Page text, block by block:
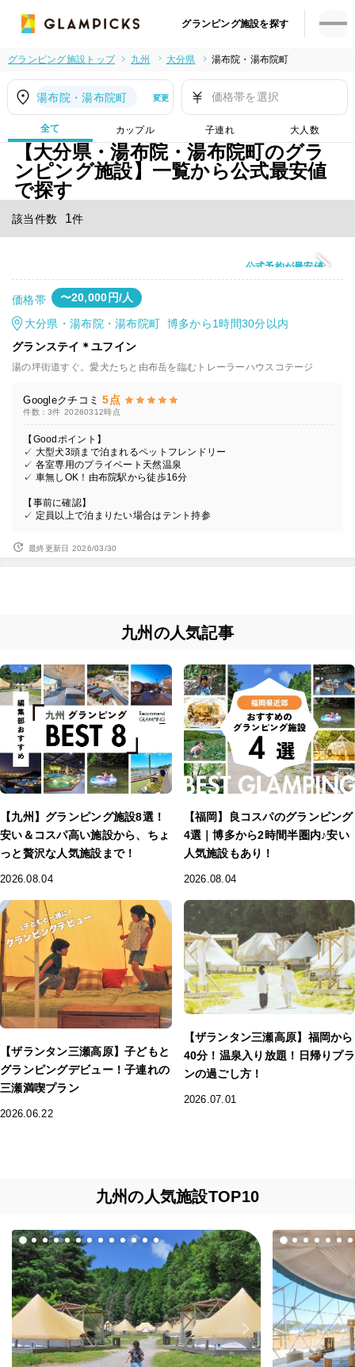
グランピング施設を探す
グランピング施設トップ 九州 大分県 湯布院・湯布院町
湯布院・湯布院町 変更 価格帯を選択
全て カップル 子連れ 大人数
【大分県・湯布院・湯布院町のグラ
ンピング施設】一覧から公式最安値
で探す
該当件数 1件
公式予約が最安値
価格帯 〜20,000円/人
大分県・湯布院・湯布院町 博多から1時間30分以内
グランステイ＊ユフイン
湯の坪街道すぐ。愛犬たちと由布岳を臨むトレーラーハウスコテージ
Googleクチコミ 5点
件数：3件 20260312時点
【Goodポイント】
✓ 大型犬3頭まで泊まれるペットフレンドリー
✓ 各室専用のプライベート天然温泉
✓ 車無しOK！由布院駅から徒歩16分
【事前に確認】
✓ 定員以上で泊まりたい場合はテント持参
最終更新日 2026/03/30
九州の人気記事
【九州】グランピング施設8選！
安い＆コスパ高い施設から、ちょ
っと贅沢な人気施設まで！
2026.08.04
【福岡】良コスパのグランピング
4選｜博多から2時間半圏内♪安い
人気施設もあり！
2026.08.04
【ザランタン三瀬高原】子どもと
グランピングデビュー！子連れの
三瀬満喫プラン
2026.06.22
【ザランタン三瀬高原】福岡から
40分！温泉入り放題！日帰りプラ
ンの過ごし方！
2026.07.01
九州の人気施設TOP10